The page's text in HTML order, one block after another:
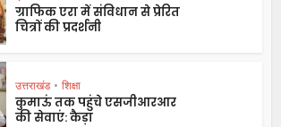
ग्राफिक एरा में संविधान से प्रेरित
चित्रों की प्रदर्शनी
उत्तराखंड • शिक्षा
कुमाऊं तक पहुंचे एसजीआरआर
की सेवाएं: कैड़ा